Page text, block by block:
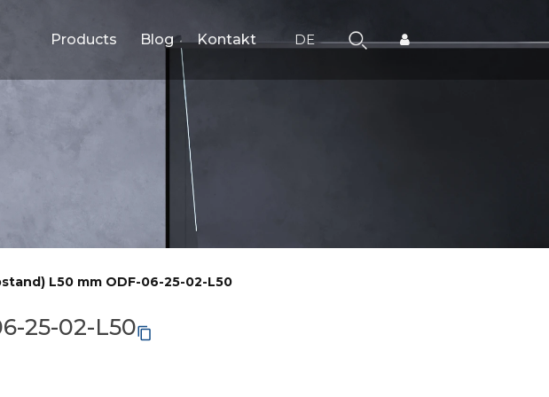
Products Blog Kontakt DE
L50 mm ODF-06-25-02-L50
25-02-L50